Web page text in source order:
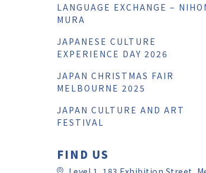
LANGUAGE EXCHANGE –
MURA
JAPANESE CULTURE
EXPERIENCE DAY 2026
JAPAN CHRISTMAS FAIR
MELBOURNE 2025
JAPAN CULTURE AND ART
FESTIVAL
FIND US